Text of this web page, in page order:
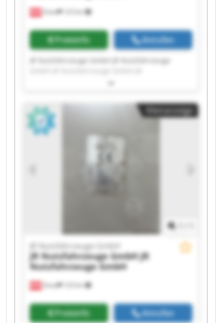
Gnas 123 km
Preisinfo Anrufen
JR Nutzfahrzeuge GmbH JR Nutzfahrzeuge
Nutzfahrzeuge GmbH JR Nutzfahrzeuge GmbH
GmbH JR Nutzfahrzeuge GmbH JR
Nutzfahrzeuge GmbH JR Nutzfahrzeuge GmbH
JR Nutzfahrzeuge GmbH JR Nutzfahrzeuge
GmbH JR Nutzfahrzeuge GmbH JR
Nutzfahrzeuge GmbH JR Nutzfahrzeuge GmbH
JR Nutzfahrzeuge GmbH JR Nutzfahrzeuge
GmbH JR Nutzfahrzeuge GmbH JR
Nutzfahrzeuge GmbH JR Nutzfahrzeuge GmbH
Kleinanzeige
Gnas 123 km
JR Nutzfahrzeuge GmbH
JR Nutzfahrzeuge GmbHJR
Nutzfahrzeuge GmbH
Preisinfo Anrufen